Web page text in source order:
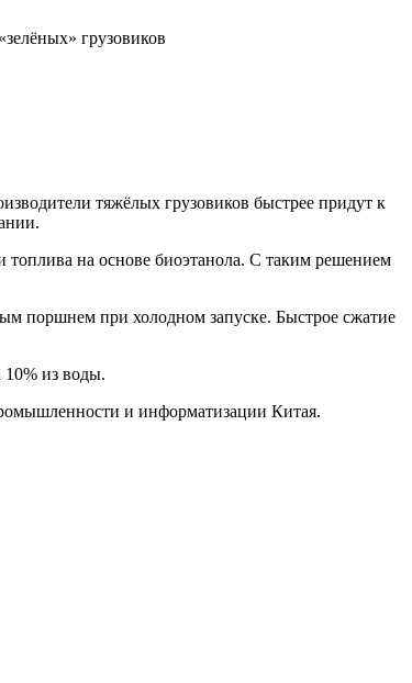
грузовиков
тяжёлых грузовиков быстрее придут к
топлива на основе биоэтанола. С таким решением
поршнем при холодном запуске. Быстрое сжатие
10% из воды.
и информатизации Китая.